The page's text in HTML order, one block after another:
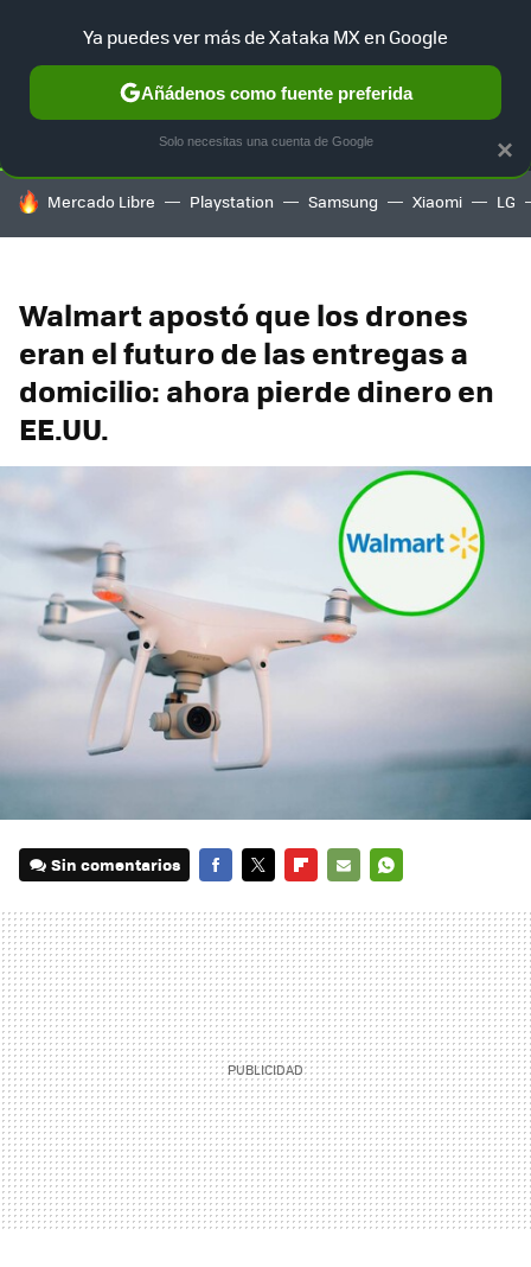
SELECCIÓN GAMING HOME AUTO TERRITORIO
HOY SE HABLA DE
Mercado Libre Playstation Samsung Xiaomi LG
Walmart apostó que los drones
eran el futuro de las entregas a
domicilio: ahora pierde dinero en
EE.UU.
Sin comentarios
MAIL
×
Ya puedes ver más de Xataka MX en Google
Añádenos como fuente preferida
Solo necesitas una cuenta de Google